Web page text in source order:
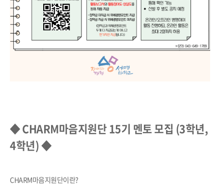
◆ CHARM마음지원단 15기 멘토 모집 (3학년,
4학년) ◆
CHARM마음지원단이란?